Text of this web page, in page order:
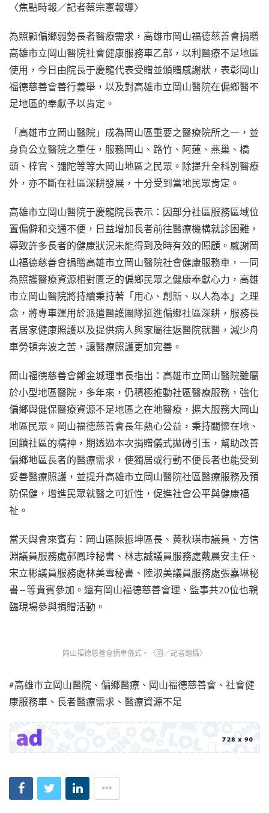
〈焦點時報／記者蔡宗憲報導〉
為照顧偏鄉弱勢長者醫療需求，高雄市岡山福德慈善會捐贈
高雄市立岡山醫院社會健康服務車乙部，以利醫療不足地區
使用，今日由院長于慶龍代表受贈並頒贈感謝狀，表彰岡山
福德慈善會善行義舉，以及對高雄市立岡山醫院在偏鄉醫不
足地區的奉獻予以肯定。
「高雄市立岡山醫院」成為岡山區重要之醫療院所之一，並
身負公立醫院之重任，服務岡山、路竹、阿蓮、燕巢、橋
頭、梓官、彌陀等等大岡山地區之民眾。除提升全科別醫療
外，亦不斷在社區深耕發展，十分受到當地民眾肯定。
高雄市立岡山醫院于慶龍院長表示：因部分社區服務區域位
置偏僻和交通不便，日益增加長者前往醫療機構就診困難，
導致許多長者的健康狀況未能得到及時有效的照顧。感謝岡
山福德慈善會捐贈高雄市立岡山醫院社會健康服務車，一同
為照護醫療資源相對匱乏的偏鄉民眾之健康奉獻心力，高雄
市立岡山醫院將持續秉持著「用心、創新、以人為本」之理
念，將專車運用於派遣醫護團隊挺進偏鄉社區深耕，服務長
者居家健康照護以及提供病人與家屬往返醫院就醫，減少舟
車勞頓奔波之苦，讓醫療照護更加完善。
岡山福德慈善會鄭金城理事長指出：高雄市立岡山醫院雖屬
於小型地區醫院，多年來，仍積極推動社區醫療服務，強化
偏鄉與健保醫療資源不足地區之在地醫療，擴大服務大岡山
地區民眾。岡山福德慈善會長年熱心公益，秉持關懷在地、
回饋社區的精神，期透過本次捐贈儀式拋磚引玉，幫助改善
偏鄉地區長者的醫療需求，使獨居或行動不便長者也能受到
妥善醫療照護，並提升高雄市立岡山醫院社區醫療服務及預
防保健，增進民眾就醫之可近性，促進社會公平與健康福
祉。
當天與會來賓有：岡山區陳振坤區長、黃秋瑛市議員、方信
淵議員服務處郝鳳玲秘書、林志誠議員服務處戴晨安主任、
宋立彬議員服務處林美雪秘書、陸淑美議員服務處張嘉琳秘
書—等貴賓參加。還有岡山福德慈善會理、監事共20位也親
臨現場參與捐贈活動。
岡山福德慈善會捐車儀式。〈圖／記者翻攝〉
#高雄市立岡山醫院、偏鄉醫療、岡山福德慈善會、社會健
康服務車、長者醫療需求、醫療資源不足